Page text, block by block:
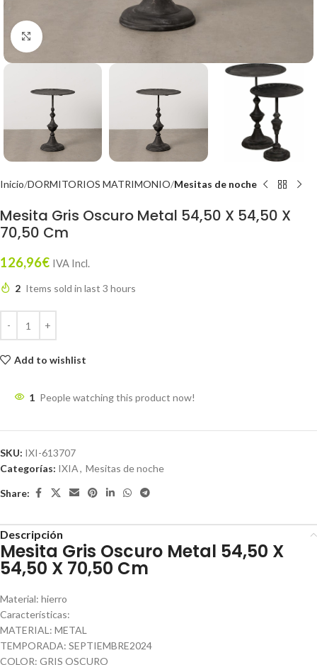
Click to enlarge
Inicio DORMITORIOS MATRIMONIO Mesitas de noche
Mesita Gris Oscuro Metal 54,50 X 54,50 X
70,50 Cm
126,96€ IVA Incl.
2 Items sold in last 3 hours
Add to wishlist
1 People watching this product now!
SKU: IXI-613707
Categorías: IXIA, Mesitas de noche
Share:
Descripción
Mesita Gris Oscuro Metal 54,50 X
54,50 X 70,50 Cm
Material: hierro
Características:
MATERIAL: METAL
TEMPORADA: SEPTIEMBRE2024
COLOR: GRIS OSCURO